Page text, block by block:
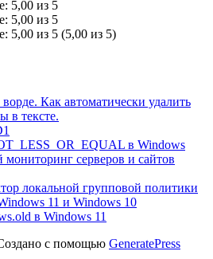
(5,00 из 5)
Как автоматически удалить
в тексте.
в Windows
серверов и сайтов
локальной групповой политики
11 и Windows 10
в Windows 11
с помощью GeneratePress